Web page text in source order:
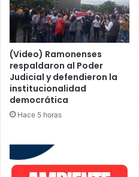
(Video) Ramonenses
respaldaron al Poder
Judicial y defendieron la
institucionalidad
democrática
Hace 5 horas